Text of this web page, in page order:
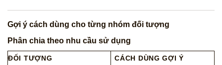
Gợi ý cách dùng cho từng nhóm đối tượng
Phân chia theo nhu cầu sử dụng
ĐỐI TƯỢNG CÁCH DÙNG GỢI Ý